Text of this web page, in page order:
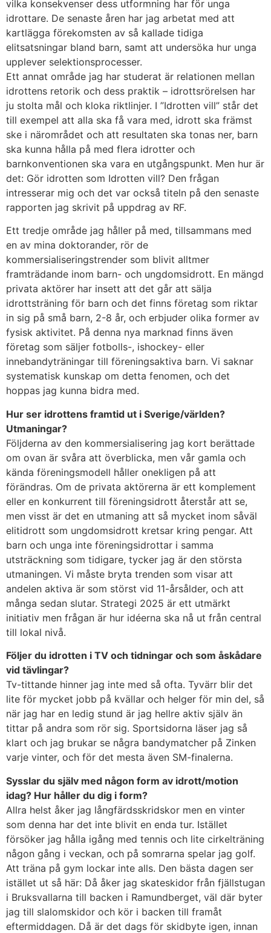
vilka konsekvenser dess utformning har för unga
idrottare. De senaste åren har jag arbetat med att
kartlägga förekomsten av så kallade tidiga
elitsatsningar bland barn, samt att undersöka hur unga
upplever selektionsprocesser.
Ett annat område jag har studerat är relationen mellan
idrottens retorik och dess praktik – idrottsrörelsen har
ju stolta mål och kloka riktlinjer. I ”Idrotten vill” står det
till exempel att alla ska få vara med, idrott ska främst
ske i närområdet och att resultaten ska tonas ner, barn
ska kunna hålla på med flera idrotter och
barnkonventionen ska vara en utgångspunkt. Men hur är
det: Gör idrotten som Idrotten vill? Den frågan
intresserar mig och det var också titeln på den senaste
rapporten jag skrivit på uppdrag av RF.
Ett tredje område jag håller på med, tillsammans med
en av mina doktorander, rör de
kommersialiseringstrender som blivit alltmer
framträdande inom barn- och ungdomsidrott. En mängd
privata aktörer har insett att det går att sälja
idrottsträning för barn och det finns företag som riktar
in sig på små barn, 2-8 år, och erbjuder olika former av
fysisk aktivitet. På denna nya marknad finns även
företag som säljer fotbolls-, ishockey- eller
innebandyträningar till föreningsaktiva barn. Vi saknar
systematisk kunskap om detta fenomen, och det
hoppas jag kunna bidra med.
Hur ser idrottens framtid ut i Sverige/världen?
Utmaningar?
Följderna av den kommersialisering jag kort berättade
om ovan är svåra att överblicka, men vår gamla och
kända föreningsmodell håller onekligen på att
förändras. Om de privata aktörerna är ett komplement
eller en konkurrent till föreningsidrott återstår att se,
men visst är det en utmaning att så mycket inom såväl
elitidrott som ungdomsidrott kretsar kring pengar. Att
barn och unga inte föreningsidrottar i samma
utsträckning som tidigare, tycker jag är den största
utmaningen. Vi måste bryta trenden som visar att
andelen aktiva är som störst vid 11-årsålder, och att
många sedan slutar. Strategi 2025 är ett utmärkt
initiativ men frågan är hur idéerna ska nå ut från central
till lokal nivå.
Följer du idrotten i TV och tidningar och som åskådare
vid tävlingar?
Tv-tittande hinner jag inte med så ofta. Tyvärr blir det
lite för mycket jobb på kvällar och helger för min del, så
när jag har en ledig stund är jag hellre aktiv själv än
tittar på andra som rör sig. Sportsidorna läser jag så
klart och jag brukar se några bandymatcher på Zinken
varje vinter, och för det mesta även SM-finalerna.
Sysslar du själv med någon form av idrott/motion
idag? Hur håller du dig i form?
Allra helst åker jag långfärdsskridskor men en vinter
som denna har det inte blivit en enda tur. Istället
försöker jag hålla igång med tennis och lite cirkelträning
någon gång i veckan, och på somrarna spelar jag golf.
Att träna på gym lockar inte alls. Den bästa dagen ser
istället ut så här: Då åker jag skateskidor från fjällstugan
i Bruksvallarna till backen i Ramundberget, väl där byter
jag till slalomskidor och kör i backen till framåt
eftermiddagen. Då är det dags för skidbyte igen, innan